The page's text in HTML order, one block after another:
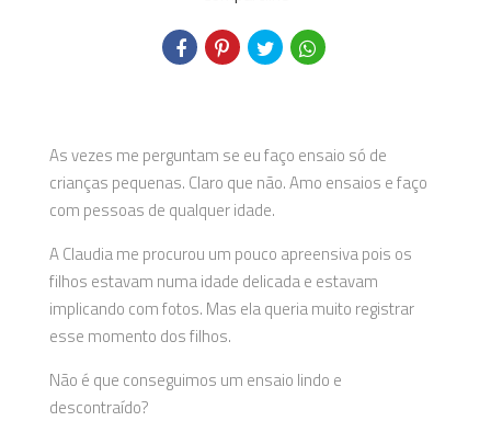
As vezes me perguntam se eu faço ensaio só de
crianças pequenas. Claro que não. Amo ensaios e faço
com pessoas de qualquer idade.
A Claudia me procurou um pouco apreensiva pois os
filhos estavam numa idade delicada e estavam
implicando com fotos. Mas ela queria muito registrar
esse momento dos filhos.
Não é que conseguimos um ensaio lindo e
descontraído?